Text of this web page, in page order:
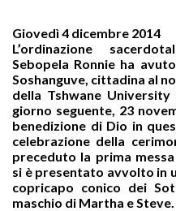
Giovedì 4 dicembre 2014
L’ordinazione
Sebopela Ronnie ha
Soshanguve, cittadina al
della Tshwane
giorno seguente, 23
benedizione di Dio in
celebrazione della
preceduto la prima
si è presentato avvolto in
copricapo conico dei
maschio di Martha e Steve.